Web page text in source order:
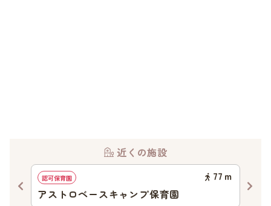
近くの施設
認可保育園 77 ｍ
アストロベースキャンプ保育園